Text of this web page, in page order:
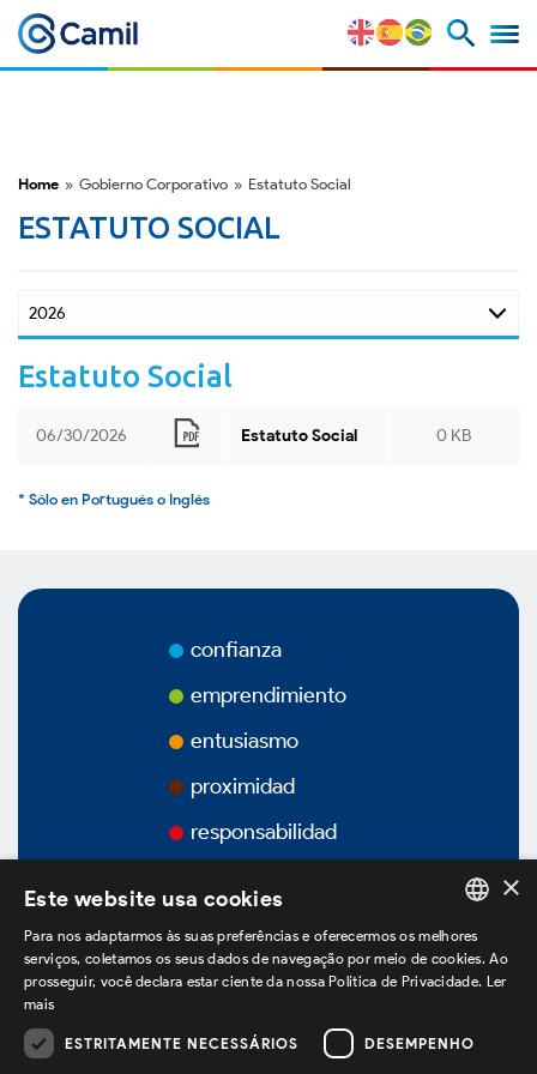
Estratégia y Ventajas
Factores de Riesgo
Gobierno Corporativo
Vision General
Estatuto Social
Estructura Accionaria
Home » Gobierno Corporativo » Estatuto Social
ESTATUTO SOCIAL
Estatuto Social
06/30/2026 Estatuto Social 0 KB
* Sólo en Portugués o Inglés
confianza
emprendimiento
entusiasmo
proximidad
responsabilidad
estamos no LinkedIn
PORTUGUESE
×
Este website usa cookies
Para nos adaptarmos às suas preferências e oferecermos os melhores
serviços, coletamos os seus dados de navegação por meio de cookies. Ao
prosseguir, você declara estar ciente da nossa Política de Privacidade. Ler
mais
ESTRITAMENTE NECESSÁRIOS DESEMPENHO